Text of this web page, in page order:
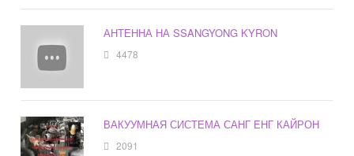
АНТЕННА НА SSANGYONG KYRON
4478
ВАКУУМНАЯ СИСТЕМА САНГ ЕНГ КАЙРОН
2091